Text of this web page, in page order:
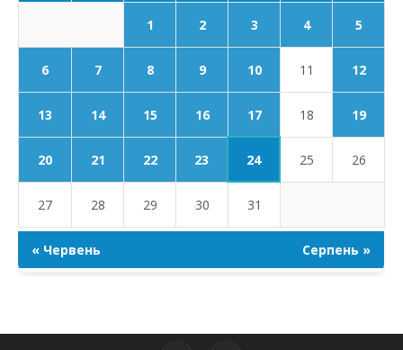
1 2 3 4 5
6 7 8 9 10 11 12
13 14 15 16 17 18 19
20 21 22 23 24 25 26
27 28 29 30 31
« Червень Серпень »